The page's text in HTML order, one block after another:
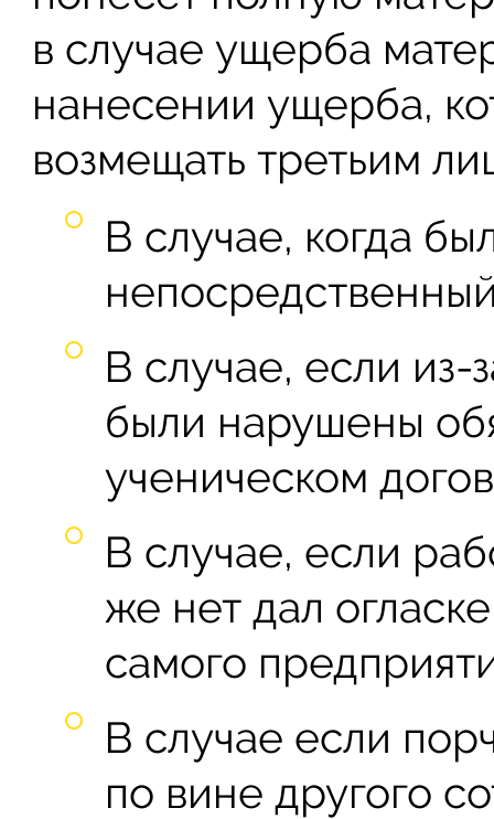
в случае ущерба
нанесении ущерба,
возмещать третьим
В случае, когда
В случае, если из-
были нарушены
ученическом
В случае, если
же нет дал
самого
В случае если
по вине другого